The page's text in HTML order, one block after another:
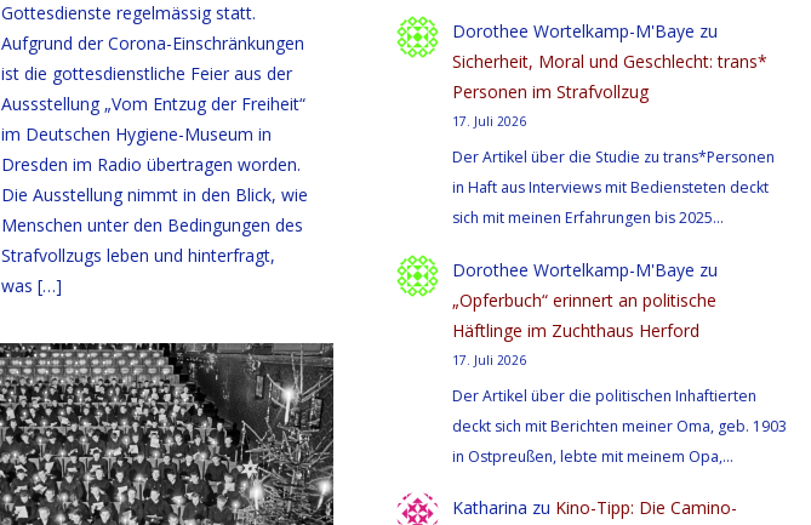
Gottesdienste regelmässig statt.
Aufgrund der Corona-Einschränkungen
ist die gottesdienstliche Feier aus der
Aussstellung „Vom Entzug der Freiheit“
im Deutschen Hygiene-Museum in
Dresden im Radio übertragen worden.
Die Ausstellung nimmt in den Blick, wie
Menschen unter den Bedingungen des
Strafvollzugs leben und hinterfragt,
was […]
Dorothee Wortelkamp-M'Baye zu
Sicherheit, Moral und Geschlecht: trans*
Personen im Strafvollzug
17. Juli 2026
Der Artikel über die Studie zu trans*Personen
in Haft aus Interviews mit Bediensteten deckt
sich mit meinen Erfahrungen bis 2025…
Dorothee Wortelkamp-M'Baye zu
„Opferbuch“ erinnert an politische
Häftlinge im Zuchthaus Herford
17. Juli 2026
Der Artikel über die politischen Inhaftierten
deckt sich mit Berichten meiner Oma, geb. 1903
in Ostpreußen, lebte mit meinem Opa,…
Katharina zu Kino-Tipp: Die Camino-